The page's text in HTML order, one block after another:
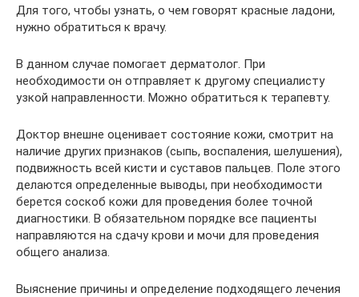
Для того, чтобы узнать, о чем говорят красные ладони,
нужно обратиться к врачу.
В данном случае помогает дерматолог. При
необходимости он отправляет к другому специалисту
узкой направленности. Можно обратиться к терапевту.
Доктор внешне оценивает состояние кожи, смотрит на
наличие других признаков (сыпь, воспаления, шелушения),
подвижность всей кисти и суставов пальцев. Поле этого
делаются определенные выводы, при необходимости
берется соскоб кожи для проведения более точной
диагностики. В обязательном порядке все пациенты
направляются на сдачу крови и мочи для проведения
общего анализа.
Выяснение причины и определение подходящего лечения